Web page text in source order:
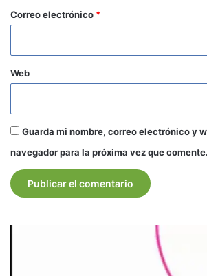
*
Correo electrónico *
Web
Guarda mi nombre, correo electrónico y
navegador para la próxima vez que comente.